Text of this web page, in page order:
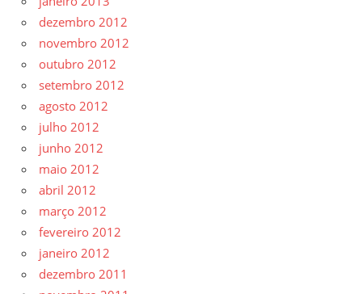
dezembro 2012
novembro 2012
outubro 2012
setembro 2012
agosto 2012
julho 2012
junho 2012
maio 2012
abril 2012
março 2012
fevereiro 2012
janeiro 2012
dezembro 2011